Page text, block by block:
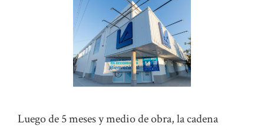
Luego de 5 meses y medio de obra, la cadena